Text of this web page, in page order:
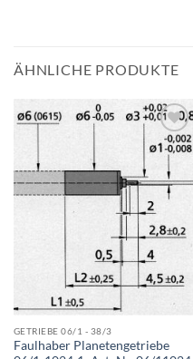
ÄHNLICHE PRODUKTE
AUF DIE
WUNSCHLISTE
GETRIEBE 06/1 - 38/3
Faulhaber Planetengetriebe